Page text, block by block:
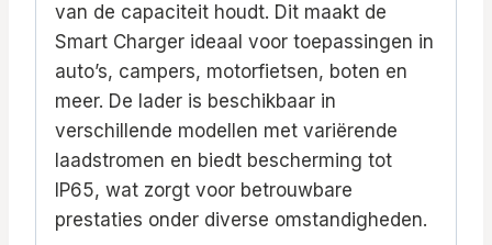
van de capaciteit houdt. Dit maakt de
Smart Charger ideaal voor toepassingen in
auto’s, campers, motorfietsen, boten en
meer. De lader is beschikbaar in
verschillende modellen met variërende
laadstromen en biedt bescherming tot
IP65, wat zorgt voor betrouwbare
prestaties onder diverse omstandigheden.